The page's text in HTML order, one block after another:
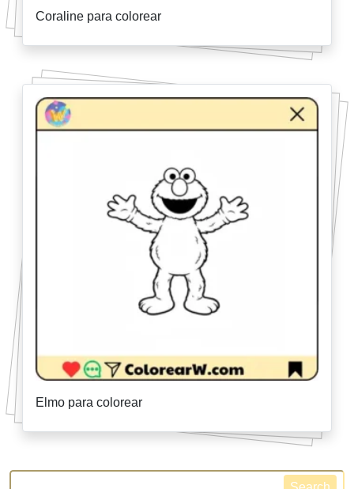
Coraline para colorear
Elmo para colorear